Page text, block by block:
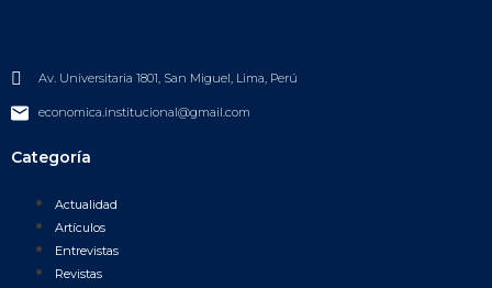
Av. Universitaria 1801, San Miguel, Lima, Perú
economica.institucional@gmail.com
Categoría
Actualidad
Artículos
Entrevistas
Revistas